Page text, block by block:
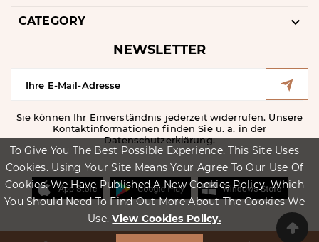
To Give You The Best Possible Experience, This Site Uses
Cookies. Using Your Site Means Your Agree To Our Use Of
Cookies. We Have Published A New Cookies Policy, Which
You Should Need To Find Out More About The Cookies We
Use.View Cookies Policy.
CATEGORY 
NEWSLETTER
Sie können Ihr Einverständnis jederzeit widerrufen. Unsere
Kontaktinformationen finden Sie u. a. in der
Datenschutzerklärung.